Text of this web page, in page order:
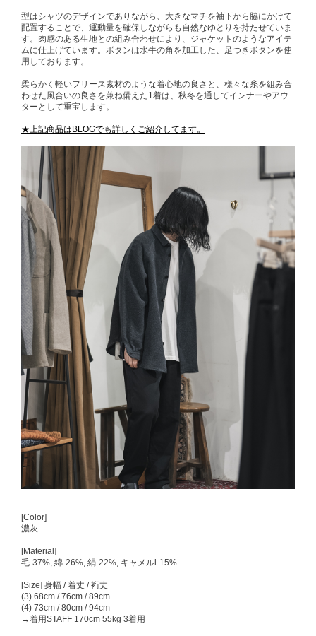
型はシャツのデザインでありながら、大きなマチを袖下から脇にかけて
配置することで、運動量を確保しながらも自然なゆとりを持たせていま
す。肉感のある生地との組み合わせにより、ジャケットのようなアイテ
ムに仕上げています。ボタンは水牛の角を加工した、足つきボタンを使
用しております。
柔らかく軽いフリース素材のような着心地の良さと、様々な糸を組み合
わせた風合いの良さを兼ね備えた1着は、秋冬を通してインナーやアウ
ターとして重宝します。
★上記商品はBLOGでも詳しくご紹介してます。
[Color]
濃灰
[Material]
毛-37%, 綿-26%, 絹-22%, キャメルl-15%
[Size] 身幅 / 着丈 / 裄丈
(3) 68cm / 76cm / 89cm
(4) 73cm / 80cm / 94cm
→着用STAFF 170cm 55kg 3着用